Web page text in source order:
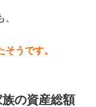
うです。
の資産総額